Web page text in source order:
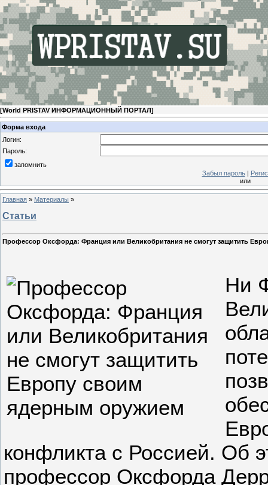
[World PRISTAV ИНФОРМАЦИОННЫЙ ПОРТАЛ]
Форма входа
Логин:
Пароль:
запомнить
Забыл пароль|
или
Главная » Материалы »
Статьи
Профессор Оксфорда: Франция или Великобритания не смогут защитить
Ни
конфликта с Россией. Об
профессор Оксфорда